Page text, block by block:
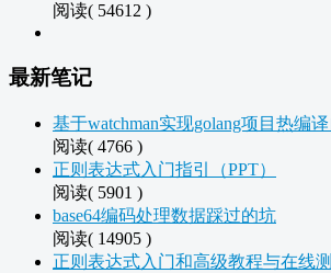
阅读( 54612 )
最新笔记
基于watchman实现golang项目热编
阅读( 4766 )
正则表达式入门指引（PPT）
阅读( 5901 )
base64编码处理数据踩过的坑
阅读( 14905 )
正则表达式入门和高级教程与在线